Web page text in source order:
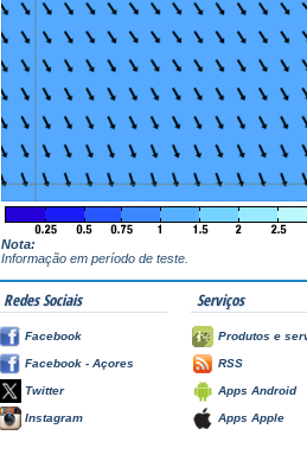
Nota:
Informação em período de teste.
Redes Sociais
Facebook
Facebook - Açores
Twitter
Instagram
Serviços
Produtos e
RSS
Apps Android
Apps Apple